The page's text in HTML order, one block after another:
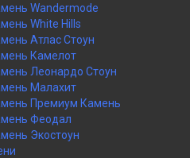
Wandermode
White Hills
Атлас Стоун
Камелот
Леонардо Стоун
Малахит
Премиум Камень
Феодал
Экостоун